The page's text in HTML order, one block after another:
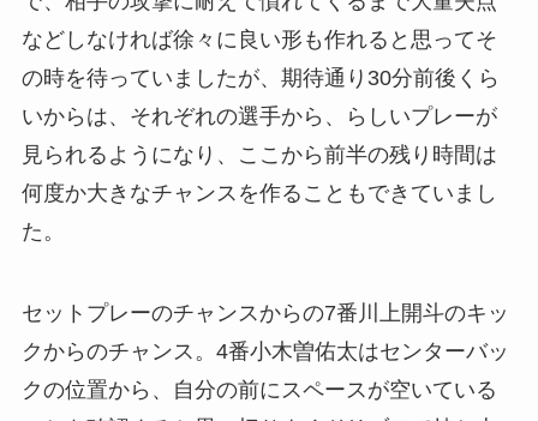
などしなければ徐々に良い形も作れると思ってそ
の時を待っていましたが、期待通り30分前後くら
いからは、それぞれの選手から、らしいプレーが
見られるようになり、ここから前半の残り時間は
何度か大きなチャンスを作ることもできていまし
た。
セットプレーのチャンスからの7番川上開斗のキッ
クからのチャンス。4番小木曽佑太はセンターバッ
クの位置から、自分の前にスペースが空いている